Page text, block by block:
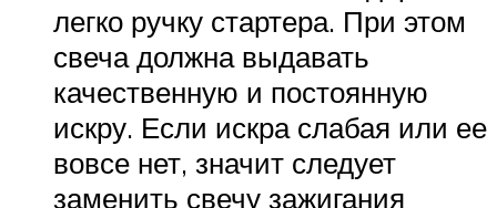
легко ручку стартера. При этом
свеча должна выдавать
качественную и постоянную
искру. Если искра слабая или ее
вовсе нет, значит следует
заменить свечу зажигания